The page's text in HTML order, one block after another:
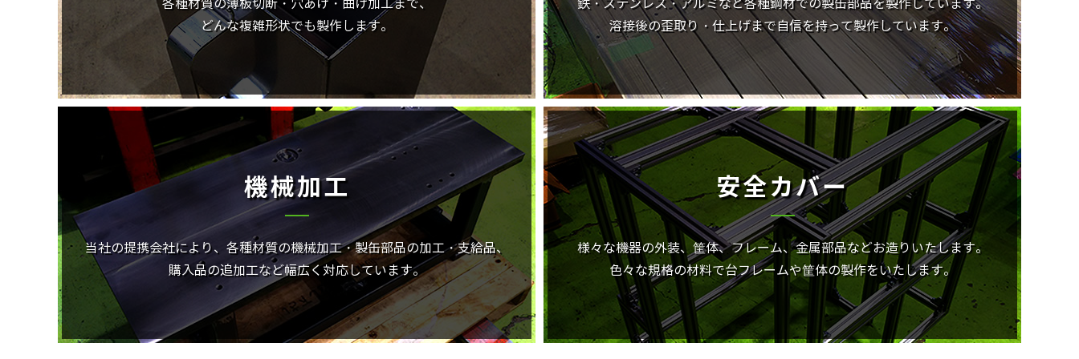
どんな複雑形状でも製作します。
溶接後の歪取り・仕上げまで自信を持って製作しています。
機械加工
当社の提携会社により、各種材質の機械加工・製缶部品の加工・支給品、
購入品の追加工など幅広く対応しています。
安全カバー
様々な機器の外装、筐体、フレーム、金属部品などお造りいたします。
色々な規格の材料で台フレームや筐体の製作をいたします。